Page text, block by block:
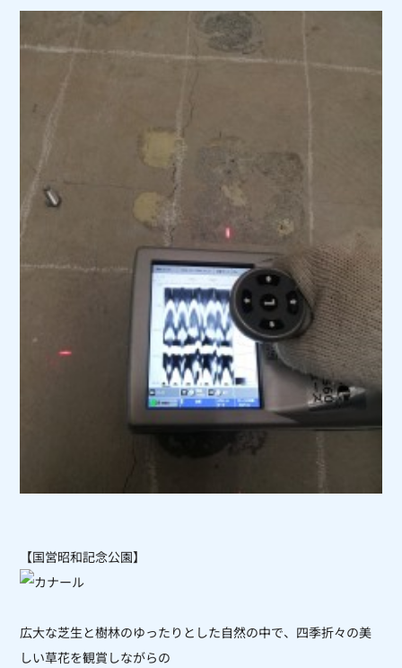
【国営昭和記念公園】
広大な芝生と樹林のゆったりとした自然の中で、四季折々の美
しい草花を観賞しながらの